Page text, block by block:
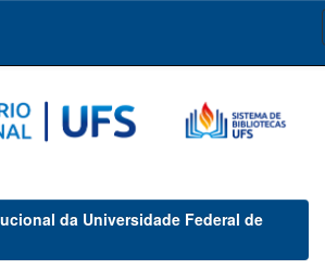
da Universidade Federal de